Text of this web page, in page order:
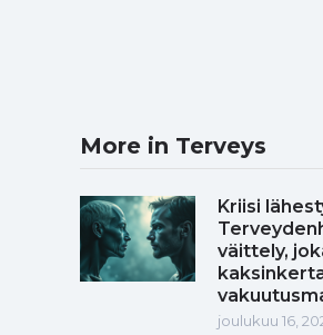
More in Terveys
Kriisi
väittely,
joulukuu 16,